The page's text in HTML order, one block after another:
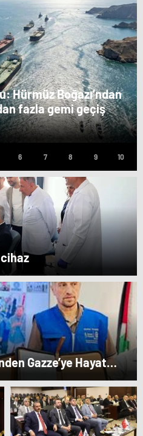
Hürmüz Boğazı’ndan
fazla gemi geçiş
Gazze’ye Hayat